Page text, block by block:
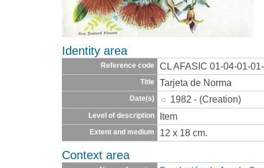
Identity area
Reference code CL AFASIC 01-04-01-
Title Tarjeta de Norma
Date(s) 1982 - (Creation)
Level of description Item
Extent and medium 12 x 18 cm.
Context area